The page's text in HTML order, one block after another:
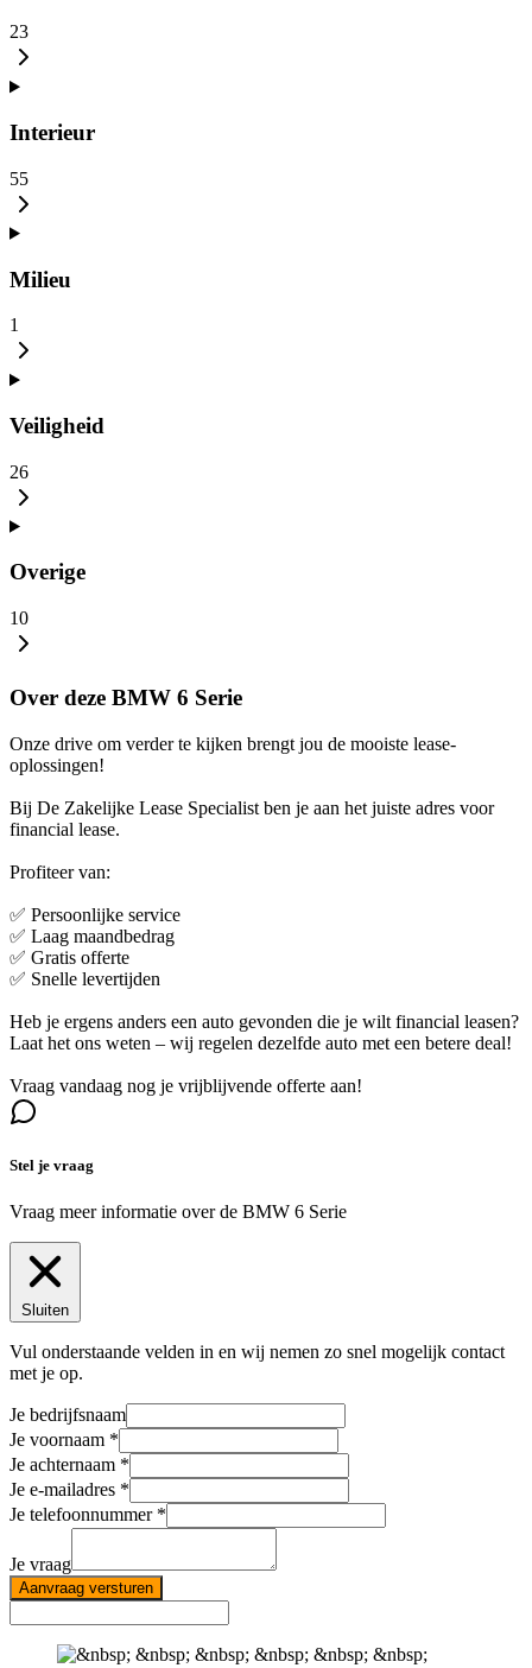
23
Interieur
55
Milieu
1
Veiligheid
26
Overige
10
Over deze BMW 6 Serie
Onze drive om verder te kijken brengt jou de mooiste lease-
oplossingen!
Bij De Zakelijke Lease Specialist ben je aan het juiste adres voor
financial lease.
Profiteer van:
✅ Persoonlijke service
✅ Laag maandbedrag
✅ Gratis offerte
✅ Snelle levertijden
Heb je ergens anders een auto gevonden die je wilt financial leasen?
Laat het ons weten – wij regelen dezelfde auto met een betere deal!
Vraag vandaag nog je vrijblijvende offerte aan!
Stel je vraag
Vraag meer informatie over de BMW 6 Serie
Sluiten
Vul onderstaande velden in en wij nemen zo snel mogelijk contact
met je op.
Je bedrijfsnaam
Je voornaam
Je achternaam
Je e-mailadres
Je telefoonnummer
Je vraag
Aanvraag versturen